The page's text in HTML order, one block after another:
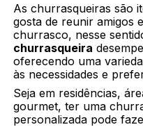
As churrasqueiras são
gosta de reunir amigos
churrasco, nesse
churrasqueira
oferecendo uma
às necessidades e
Seja em residências,
gourmet, ter uma
personalizada pode